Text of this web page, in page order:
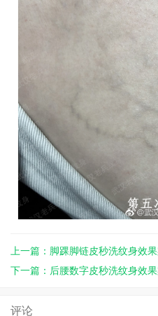
上一篇：脚踝脚链皮秒洗纹身效
下一篇：后腰数字皮秒洗纹身效果